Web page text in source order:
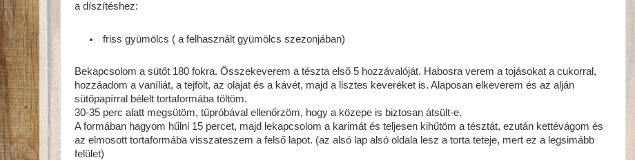
a díszítéshez:
friss gyümölcs ( a felhasznált gyümölcs szezonjában)
Bekapcsolom a sütőt 180 fokra. Összekeverem a tészta első 5 hozzávalóját. Habosra verem a tojásokat a cukorral,
hozzáadom a vaníliát, a tejfölt, az olajat és a kávét, majd a lisztes keveréket is. Alaposan elkeverem és az alján
sütőpapírral bélelt tortaformába töltöm.
30-35 perc alatt megsütöm, tűpróbával ellenőrzöm, hogy a közepe is biztosan átsült-e.
A formában hagyom hűlni 15 percet, majd lekapcsolom a karimát és teljesen kihűtöm a tésztát, ezután kettévágom és
az elmosott tortaformába visszateszem a felső lapot. (az alsó lap alsó oldala lesz a torta teteje, mert ez a legsimább
felület)